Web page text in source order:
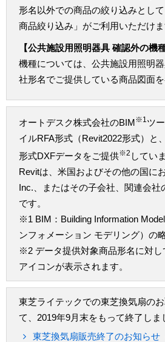
形名以外での商品の絞り込みとし
商品絞り込み」がご利用いただけま
【公共施設用照明器具 確認外の機
機種については、公共施設用照明
社形名でご提供している商品図面を
オートデスク株式会社のBIM※1 ツ
イルRFA形式（Revit2022形式）と
形式DXFデータをご提供※2 してい
Revitは、米国およびその他の国に
Inc.、またはその子会社、関連会社
です。
※1 BIM：Building Information
ンフォメーション モデリング）の略
※2 データ提供対象商品形名に対し
アイコンが表示されます。
東芝ライテックでの東芝換気扇の
て、2019年9月末をもって終了しま
東芝換気扇販売終了のお知らせ